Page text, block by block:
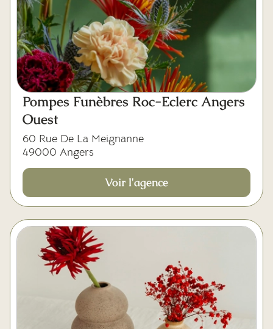
Pompes Funèbres Roc-Eclerc Angers
Ouest
60 Rue De La Meignanne
49000 Angers
Voir l'agence